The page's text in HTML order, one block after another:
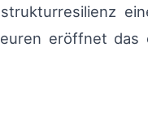
eröffnet das